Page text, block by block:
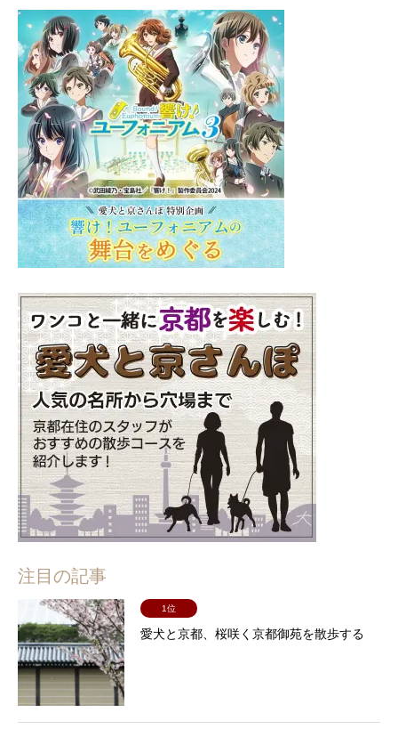
注目の記事
1位
愛犬と京都、桜咲く京都御苑を散歩する